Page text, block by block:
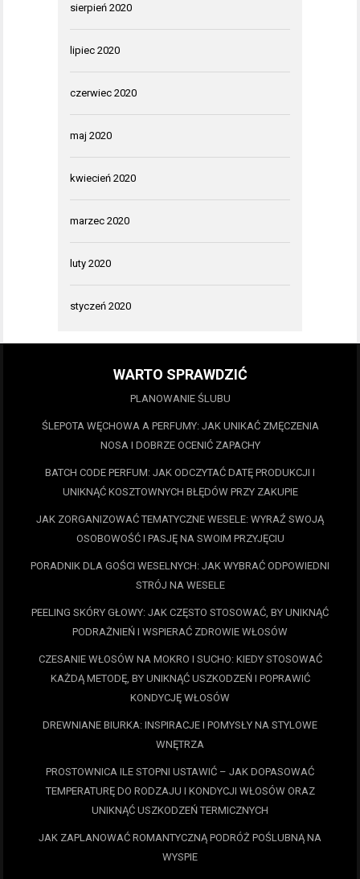
sierpień 2020
lipiec 2020
czerwiec 2020
maj 2020
kwiecień 2020
marzec 2020
luty 2020
styczeń 2020
WARTO SPRAWDZIĆ
PLANOWANIE ŚLUBU
ŚLEPOTA WĘCHOWA A PERFUMY: JAK UNIKAĆ ZMĘCZENIA
NOSA I DOBRZE OCENIĆ ZAPACHY
BATCH CODE PERFUM: JAK ODCZYTAĆ DATĘ PRODUKCJI I
UNIKNĄĆ KOSZTOWNYCH BŁĘDÓW PRZY ZAKUPIE
JAK ZORGANIZOWAĆ TEMATYCZNE WESELE: WYRAŹ SWOJĄ
OSOBOWOŚĆ I PASJĘ NA SWOIM PRZYJĘCIU
PORADNIK DLA GOŚCI WESELNYCH: JAK WYBRAĆ ODPOWIEDNI
STRÓJ NA WESELE
PEELING SKÓRY GŁOWY: JAK CZĘSTO STOSOWAĆ, BY UNIKNĄĆ
PODRAŻNIEŃ I WSPIERAĆ ZDROWIE WŁOSÓW
CZESANIE WŁOSÓW NA MOKRO I SUCHO: KIEDY STOSOWAĆ
KAŻDĄ METODĘ, BY UNIKNĄĆ USZKODZEŃ I POPRAWIĆ
KONDYCJĘ WŁOSÓW
DREWNIANE BIURKA: INSPIRACJE I POMYSŁY NA STYLOWE
WNĘTRZA
PROSTOWNICA ILE STOPNI USTAWIĆ – JAK DOPASOWAĆ
TEMPERATURĘ DO RODZAJU I KONDYCJI WŁOSÓW ORAZ
UNIKNĄĆ USZKODZEŃ TERMICZNYCH
JAK ZAPLANOWAĆ ROMANTYCZNĄ PODRÓŻ POŚLUBNĄ NA
WYSPIE